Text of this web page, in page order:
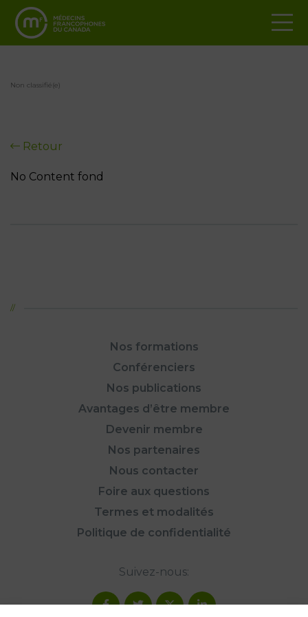
Non classifié(e)
Retour
No Content fond
Nos formations
Conférenciers
Nos publications
Avantages d’être membre
Devenir membre
Nos partenaires
Nous contacter
Foire aux questions
Termes et modalités
Politique de confidentialité
Suivez-nous: